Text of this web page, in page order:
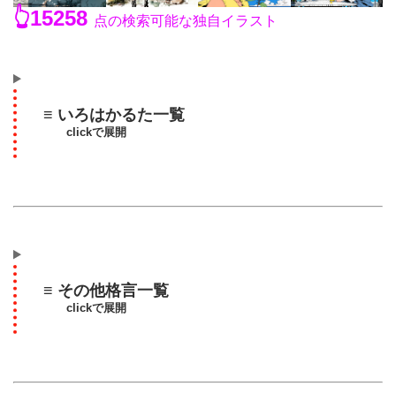
👆15258 点の検索可能な独自イラスト
≡ いろはかるた一覧
clickで展開
≡ その他格言一覧
clickで展開